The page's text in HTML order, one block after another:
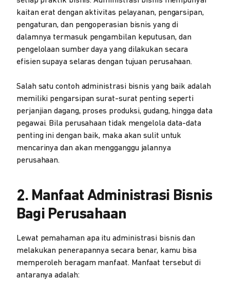
kaitan erat dengan aktivitas pelayanan, pengarsipan,
pengaturan, dan pengoperasian bisnis yang di
dalamnya termasuk pengambilan keputusan, dan
pengelolaan sumber daya yang dilakukan secara
efisien supaya selaras dengan tujuan perusahaan.
Salah satu contoh administrasi bisnis yang baik adalah
memiliki pengarsipan surat-surat penting seperti
perjanjian dagang, proses produksi, gudang, hingga data
pegawai. Bila perusahaan tidak mengelola data-data
penting ini dengan baik, maka akan sulit untuk
mencarinya dan akan mengganggu jalannya
perusahaan.
2. Manfaat Administrasi Bisnis
Bagi Perusahaan
Lewat pemahaman apa itu administrasi bisnis dan
melakukan penerapannya secara benar, kamu bisa
memperoleh beragam manfaat. Manfaat tersebut di
antaranya adalah: